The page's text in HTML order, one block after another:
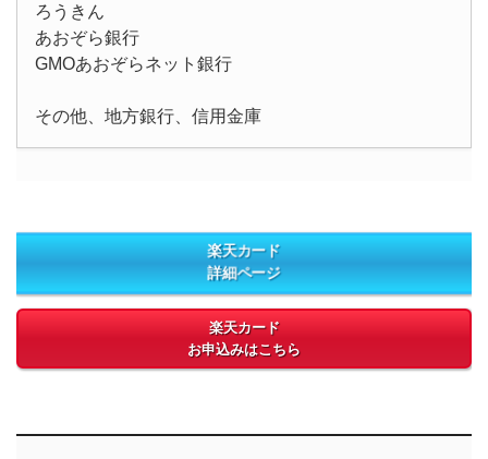
ろうきん
あおぞら銀行
GMOあおぞらネット銀行
その他、地方銀行、信用金庫
楽天カード
詳細ページ
楽天カード
お申込みはこちら